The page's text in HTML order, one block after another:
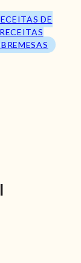
DE
RECEITAS